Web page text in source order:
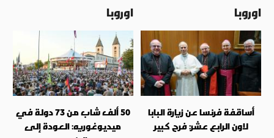
اوروبا
أساقفة فرنسا عن زيارة البابا
لاون الرابع عشر: فرح كبير
اوروبا
50 ألف شاب من 73 دولة في
ميديوغوريه: العودة إلى